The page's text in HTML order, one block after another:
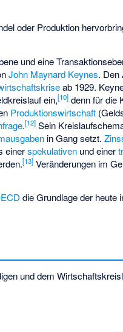
oder Produktion
und eine
John Maynard Keynes. Den
ab 1929.
ein,[10] denn für die
Produktionswirtschaft (
.[12] Sein
in Gang setzt.
einerspekulativen und einer
[13] Veränderungen im
die Grundlage der heute
und dem